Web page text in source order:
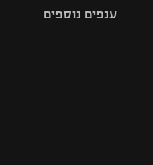
גביע הטוטו
ליגה
סל
ענפים נוספים